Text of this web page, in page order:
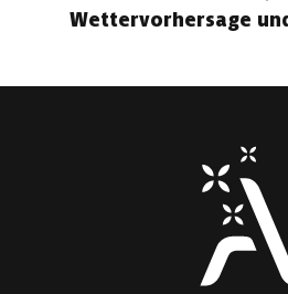
Wettervorhersage